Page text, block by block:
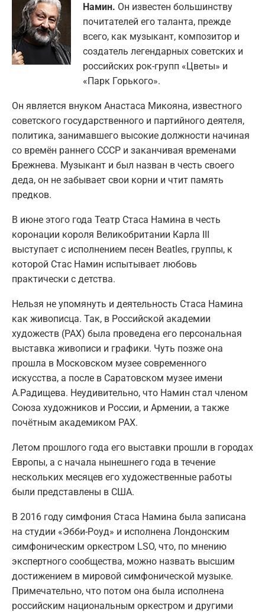
Намин. Он известен большинству
почитателей его таланта, прежде
всего, как музыкант, композитор и
создатель легендарных советских и
российских рок-групп «Цветы» и
«Парк Горького».
Он является внуком Анастаса Микояна, известного
советского государственного и партийного деятеля,
политика, занимавшего высокие должности начиная
со времён раннего СССР и заканчивая временами
Брежнева. Музыкант и был назван в честь своего
деда, он не забывает свои корни и чтит память
предков.
В июне этого года Театр Стаса Намина в честь
коронации короля Великобритании Карла III
выступает с исполнением песен Beatles, группы, к
которой Стас Намин испытывает любовь
практически с детства.
Нельзя не упомянуть и деятельность Стаса Намина
как живописца. Так, в Российской академии
художеств (РАХ) была проведена его персональная
выставка живописи и графики. Чуть позже она
прошла в Московском музее современного
искусства, а после в Саратовском музее имени
А.Радищева. Неудивительно, что Намин стал членом
Союза художников и России, и Армении, а также
почётным академиком РАХ.
Летом прошлого года его выставки прошли в городах
Европы, а с начала нынешнего года в течение
нескольких месяцев его художественные работы
были представлены в США.
В 2016 году симфония Стаса Намина была записана
на студии «Эбби-Роуд» и исполнена Лондонским
симфоническим оркестром LSO, что, по мнению
экспертного сообщества, можно назвать высшим
достижением в мировой симфонической музыке.
Примечательно, что потом она была исполнена
российским национальным оркестром и другими